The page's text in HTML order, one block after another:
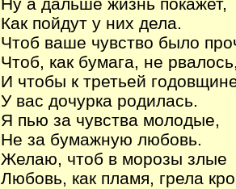
Ну а дальше жизнь покажет,
Как пойдут у них дела.
Чтоб ваше чувство было
Чтоб, как бумага, не
И чтобы к третьей
У вас дочурка родилась.
Я пью за чувства молодые,
Не за бумажную любовь.
Желаю, чтоб в морозы злые
Любовь, как пламя, грела